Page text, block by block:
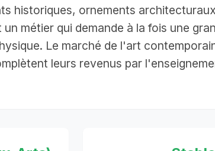
historiques, ornements
métier qui demande à la fois une
Le marché de l'art
leurs revenus par